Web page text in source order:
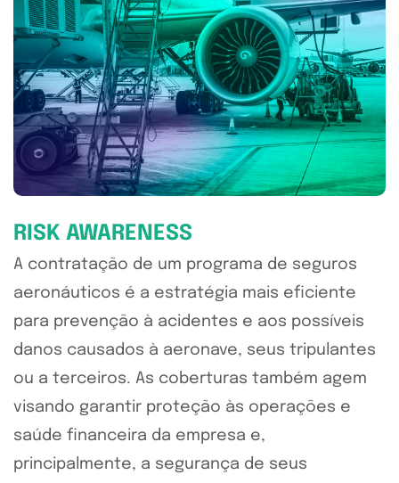
RISK AWARENESS
A contratação de um programa de seguros
aeronáuticos é a estratégia mais eficiente
para prevenção à acidentes e aos possíveis
danos causados à aeronave, seus tripulantes
ou a terceiros. As coberturas também agem
visando garantir proteção às operações e
saúde financeira da empresa e,
principalmente, a segurança de seus